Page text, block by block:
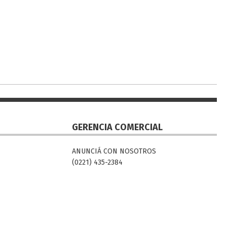
GERENCIA COMERCIAL
ANUNCIÁ CON NOSOTROS
(0221) 435-2384